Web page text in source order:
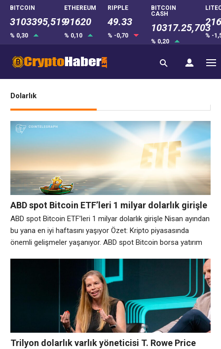
BITCOIN
3103395,519
% 0,30
ETHEREUM
91620
% 0,10
RIPPLE
49.33
% -0,70
BITCOIN
CASH
10317.25,703
% 0,20
% -
Dolarlık
ABD spot Bitcoin ETF’leri 1 milyar dolarlık girişle
Nisan ayından bu yana en iyi haftasını yaşıyor
ABD spot Bitcoin ETF’leri 1 milyar dolarlık girişle Nisan ayından
bu yana en iyi haftasını yaşıyor Özet: Kripto piyasasında
önemli gelişmeler yaşanıyor. ABD spot Bitcoin borsa yatırım
toparlandı ve dijital varlık düzenlemeleri ve kripto paranın kendi
kendine saklanmasının güvenliği konusundaki belirsizlik devam
ederken bile, aylarca süren
Trilyon dolarlık varlık yöneticisi T. Rowe Price